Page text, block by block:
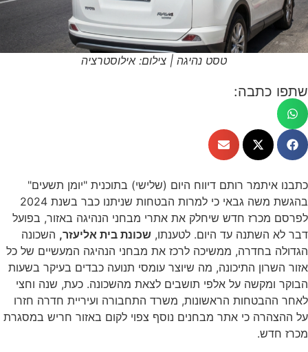
טסט נהיגה | צילום: אילוסטרציה
שתפו כתבה:
כתבנו איתמר רותם דיווח היום (שלישי) בתוכנית "יומן תשעים"
בהגשת משה גבאי כי למרות הבטחות שניתנו כבר בשנת 2024
לפרסם מכרז חדש שיחלק את אתרי מבחני הנהיגה באזור, בפועל
דבר לא השתנה עד היום. לטענתו, שכונת בית אליעזר, השכונה
הגדולה בחדרה, ממשיכה לרכז את מבחני הנהיגה המעשיים של כל
אזור השרון התיכונה, מה שיוצר עומסי תנועה כבדים בעיקר בשעות
הבוקר ומקשה על אלפי תושבים לצאת מהשכונה. כעת, שנה וחצי
לאחר ההבטחות הראשונות, משרד התחבורה ועיריית חדרה חזרו
על ההצהרה כי אתר מבחנים נוסף צפוי לקום באזור חריש במסגרת
מכרז חדש.